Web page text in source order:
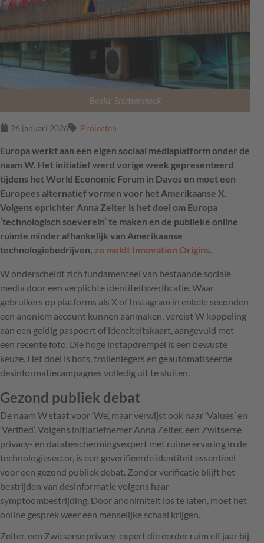
Beeld: Shutterstock
26 januari 2026 Projecten
Europa werkt aan een eigen sociaal mediaplatform onder de
naam W. Het initiatief werd vorige week gepresenteerd
tijdens het World Economic Forum in Davos en moet een
Europees alternatief vormen voor het Amerikaanse X.
Volgens oprichter Anna Zeiter is het doel om Europa
‘technologisch soeverein’ te maken en de publieke online
ruimte minder afhankelijk van Amerikaanse
technologiebedrijven, zo meldt Innovation Origins.
W onderscheidt zich fundamenteel van bestaande sociale
media door een verplichte identiteitsverificatie. Waar
gebruikers op platforms als X of Instagram in enkele seconden
een anoniem account kunnen aanmaken, vereist W koppeling
aan een geldig paspoort of identiteitskaart, aangevuld met
een recente foto. Die hoge instapdrempel is een bewuste
keuze. Het doel is bots, trollenlegers en geautomatiseerde
desinformatiecampagnes volledig uit te sluiten.
Gezond publiek debat
De naam W staat voor ‘We’, maar verwijst ook naar ‘Values’ en
‘Verified’. Volgens initiatiefnemer Anna Zeiter, een Zwitserse
privacy- en databeschermingsexpert met ruime ervaring in de
technologiesector, is een geverifieerde identiteit essentieel
voor een gezond publiek debat. Zonder verificatie blijft het
bestrijden van desinformatie volgens haar
symptoombestrijding. Door anonimiteit los te laten, moet het
online gesprek weer een menselijke schaal krijgen.
Zeiter, een Zwitserse privacy-expert die eerder ruim elf jaar bij